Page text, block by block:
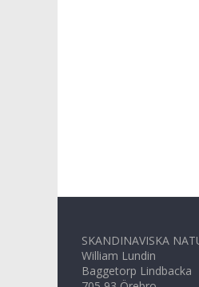
SKANDINAVISKA
William Lundin
Baggetorp Lindbacka